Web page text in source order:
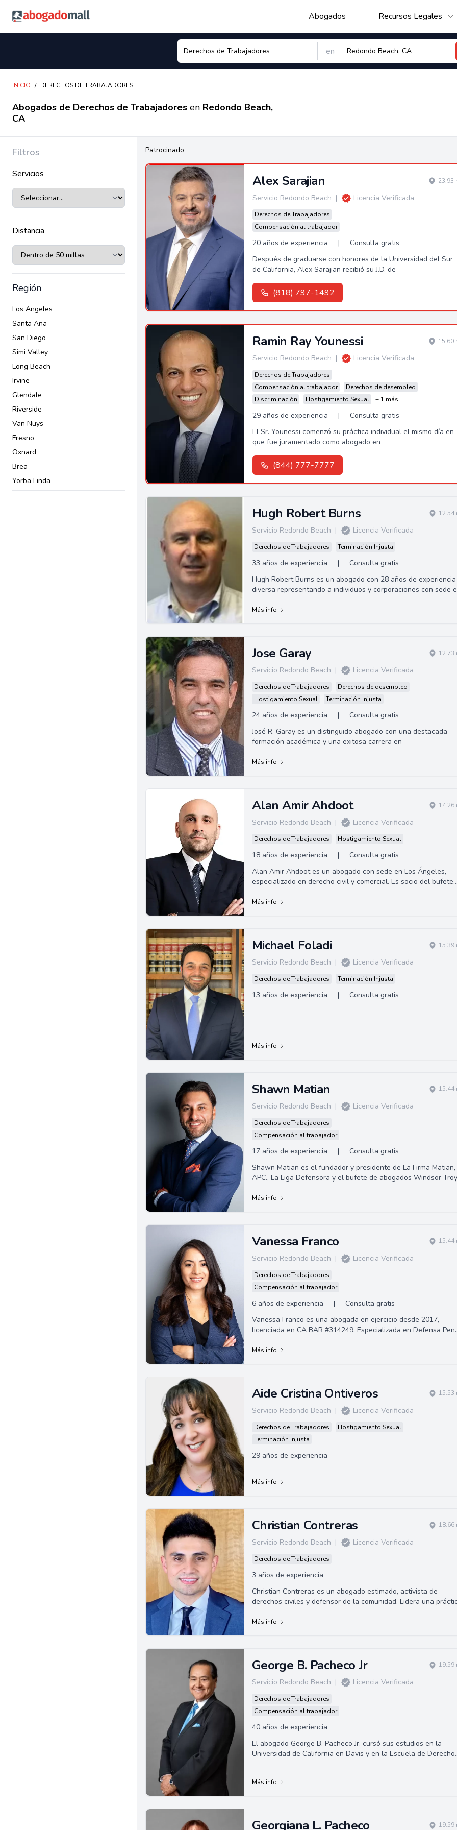
Abogadomall Abogados Recursos Legales
en
INICIO / DERECHOS DE TRABAJADORES
Abogados de Derechos de Trabajadores en Redondo Beach,
CA
Filtros
Servicios
Distancia
Región
Los Angeles
Santa Ana
San Diego
Simi Valley
Long Beach
Irvine
Glendale
Riverside
Van Nuys
Fresno
Oxnard
Brea
Yorba Linda
Patrocinado
Alex Sarajian
Servicio Redondo Beach | Licencia Verificada
Derechos de Trabajadores
Compensación al trabajador
20 años de experiencia | Consulta gratis
23.93
Después de graduarse con honores de la Universidad del Sur
de California, Alex Sarajian recibió su J.D. de
(818) 797-1492
Ramin Ray Younessi
Servicio Redondo Beach | Licencia Verificada
Derechos de Trabajadores
Compensación al trabajador
Derechos de desempleo
Discriminación
Hostigamiento Sexual + 1 más
29 años de experiencia | Consulta gratis
15.60
El Sr. Younessi comenzó su práctica individual el mismo día en
que fue juramentado como abogado en
(844) 777-7777
Hugh Robert Burns
Servicio Redondo Beach | Licencia Verificada
Derechos de Trabajadores Terminación Injusta
33 años de experiencia | Consulta gratis
12.54
Hugh Robert Burns es un abogado con 28 años de experiencia
diversa representando a individuos y corporaciones con sede en
Latina, posee habilidades para asistir a clientes de habla
Más info
Jose Garay
Servicio Redondo Beach | Licencia Verificada
Derechos de Trabajadores
Derechos de desempleo
Hostigamiento Sexual
Terminación Injusta
24 años de experiencia | Consulta gratis
12.73
José R. Garay es un distinguido abogado con una destacada
formación académica y una exitosa carrera en
Más info
Alan Amir Ahdoot
Servicio Redondo Beach | Licencia Verificada
Derechos de Trabajadores Hostigamiento Sexual
18 años de experiencia | Consulta gratis
14.26
Alan Amir Ahdoot es un abogado con sede en Los Ángeles,
especializado en derecho civil y comercial. Es socio del bufete
Más info
Michael Foladi
Servicio Redondo Beach | Licencia Verificada
Derechos de Trabajadores Terminación Injusta
13 años de experiencia | Consulta gratis
15.39
Más info
Shawn Matian
Servicio Redondo Beach | Licencia Verificada
Derechos de Trabajadores
Compensación al trabajador
17 años de experiencia | Consulta gratis
15.44
Shawn Matian es el fundador y presidente de La Firma Matian,
APC., La Liga Defensora y el bufete de abogados Windsor
Más info
Vanessa Franco
Servicio Redondo Beach | Licencia Verificada
Derechos de Trabajadores
Compensación al trabajador
6 años de experiencia | Consulta gratis
15.44
Vanessa Franco es una abogada en ejercicio desde 2017,
licenciada en CA BAR #314249. Especializada en Defensa
Más info
Aide Cristina Ontiveros
Servicio Redondo Beach | Licencia Verificada
Derechos de Trabajadores
Hostigamiento Sexual
Terminación Injusta
29 años de experiencia
15.53
Más info
Christian Contreras
Servicio Redondo Beach | Licencia Verificada
Derechos de Trabajadores
3 años de experiencia
18.66
Christian Contreras es un abogado estimado, activista de
derechos civiles y defensor de la comunidad. Lidera una
Más info
George B. Pacheco Jr
Servicio Redondo Beach | Licencia Verificada
Derechos de Trabajadores
Compensación al trabajador
40 años de experiencia
19.59
El abogado George B. Pacheco Jr. cursó sus estudios en la
Universidad de California en Davis y en la Escuela de Derecho
Más info
Georgiana L. Pacheco 19.59